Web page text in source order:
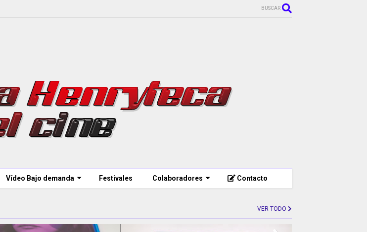
BUSCAR
Vídeo Bajo demanda Festivales Colaboradores Contacto
VER TODO